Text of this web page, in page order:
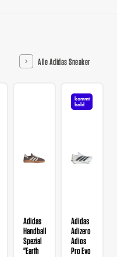
Alle Adidas Sneaker
Adidas
Handball
Spezial
"Earth
kommt
bald
Adidas
Adizero
Adios
Pro Evo